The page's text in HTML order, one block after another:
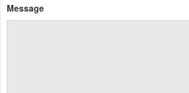
Message